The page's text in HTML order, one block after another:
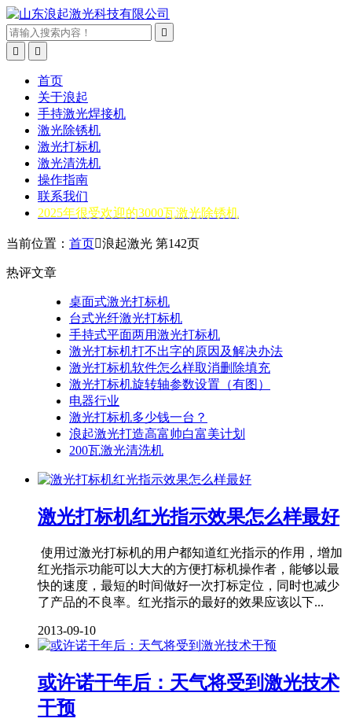



首页
关于浪起
手持激光焊接机
激光除锈机
激光打标机
激光清洗机
操作指南
联系我们
2025年很受欢迎的3000瓦激光除锈机
当前位置： 首页浪起激光 第142页
热评文章
桌面式激光打标机
台式光纤激光打标机
手持式平面两用激光打标机
激光打标机打不出字的原因及解决办法
激光打标机软件怎么样取消删除填充
激光打标机旋转轴参数设置（有图）
电器行业
激光打标机多少钱一台？
浪起激光打造高富帅白富美计划
200瓦激光清洗机
激光打标机红光指示效果怎么样最好
使用过激光打标机的用户都知道红光指示的作用，增加
红光指示功能可以大大的方便打标机操作者，能够以最
快的速度，最短的时间做好一次打标定位，同时也减少
了产品的不良率。红光指示的最好的效果应该以下...
2013-09-10
或许诺干年后：天气将受到激光技术
干预